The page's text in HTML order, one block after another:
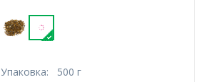
Упаковка: 500 г